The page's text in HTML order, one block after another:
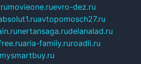
movieone.ruevro-dez.ru
avtopomosch27.ru
nertansaga.rudelanalad.ru
aria-family.ruroadli.ru
mysmartbuy.ru